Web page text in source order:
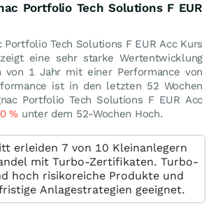
Portfolio Tech Solutions F EUR
Portfolio Tech Solutions F EUR Acc Kurs
eine sehr starke Wertentwicklung
von 1 Jahr mit einer Performance von
ist in den letzten 52 Wochen
Portfolio Tech Solutions F EUR Acc
% unter dem 52-Wochen Hoch.
erleiden 7 von 10 Kleinanlegern
mit Turbo-Zertifikaten. Turbo-
hoch risikoreiche Produkte und
Anlagestrategien geeignet.